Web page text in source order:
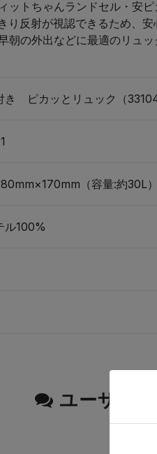
ットちゃんランドセル・安
り反射が視認できるため、安
朝の外出などに最適のリュッ
き ピカッとリュック（
（容量:約30L）
ル100%
ユーザーレ